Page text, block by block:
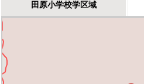
田原小学校学区域